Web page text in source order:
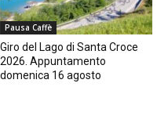
Pausa Caffè
Giro del Lago di Santa Croce
2026. Appuntamento
domenica 16 agosto